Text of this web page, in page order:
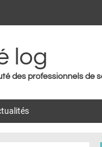
log
des professionnels de